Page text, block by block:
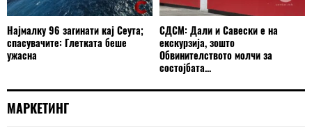
Најмалку 96 загинати кај Сеута;
спасувачите: Глетката беше
ужасна
СДСМ: Дали и Савески е на
екскурзија, зошто
Обвинителството молчи за
состојбата...
МАРКЕТИНГ